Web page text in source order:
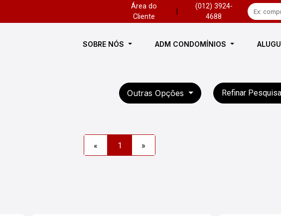
Área do
Cliente
(012) 3924-
4688
SOBRE NÓS ADM CONDOMÍNIOS
Outras Opções Refinar Pesquisa
« 1 »